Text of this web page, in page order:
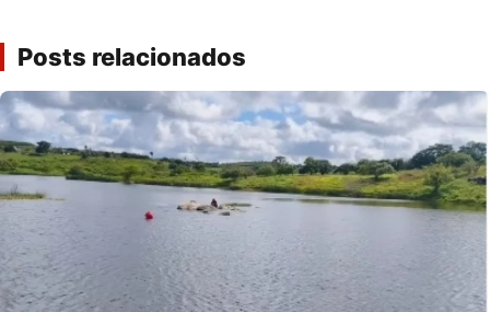
Posts relacionados